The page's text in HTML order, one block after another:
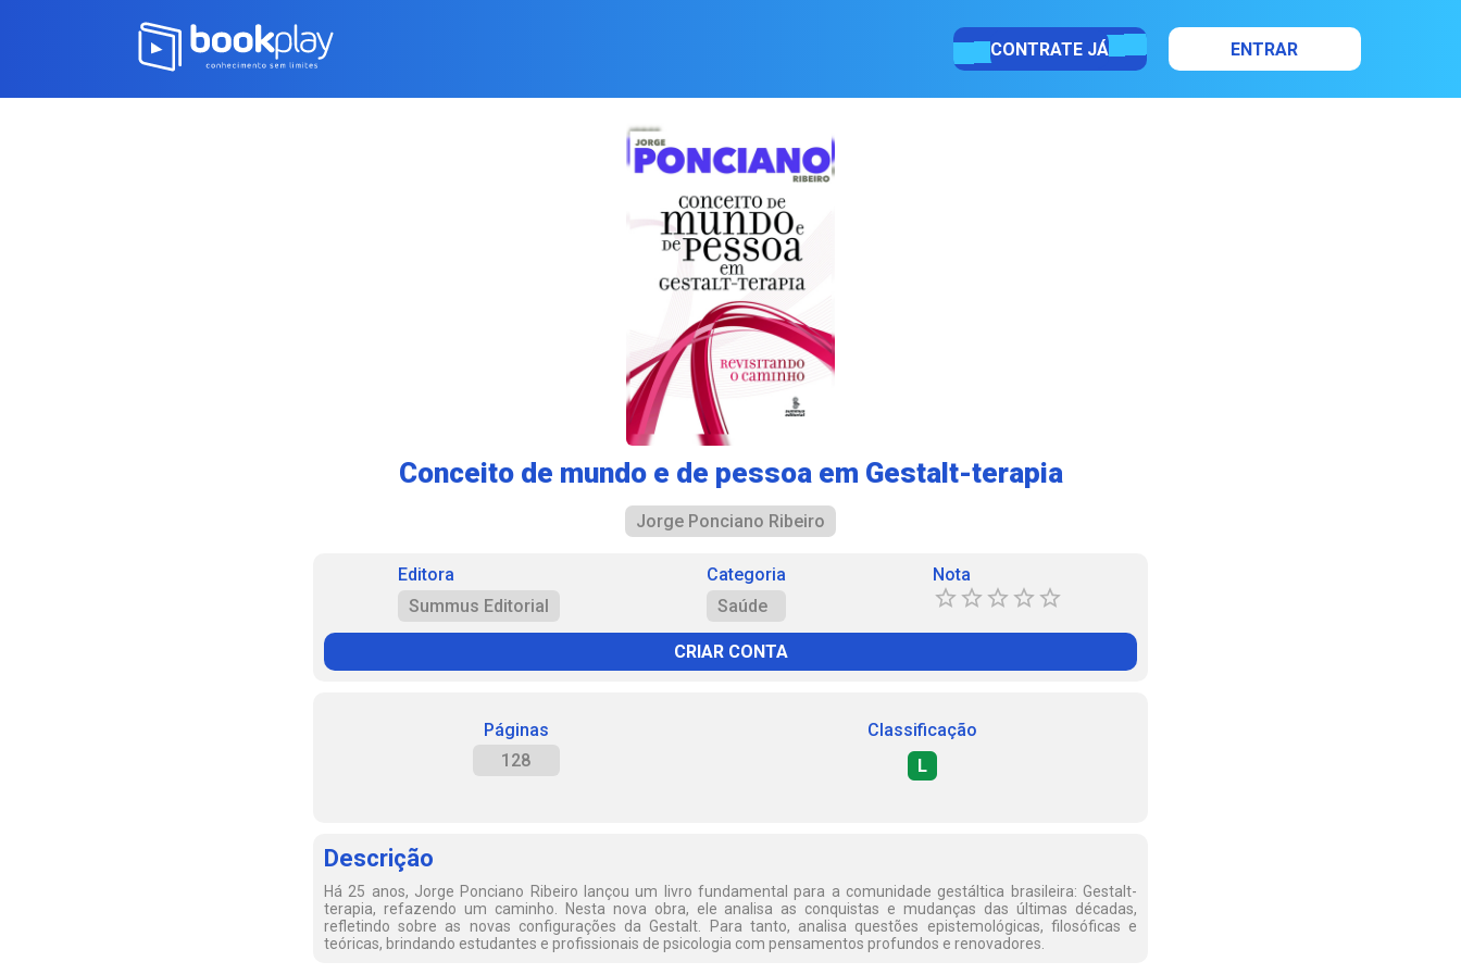
CONTRATE JÁ ENTRAR
Conceito de mundo e de pessoa em Gestalt-terapia
Jorge Ponciano Ribeiro
Editora
Summus Editorial
Categoria
Saúde
Nota
CRIAR CONTA
Páginas
128
Classificação
L
Descrição
Há 25 anos, Jorge Ponciano Ribeiro lançou um livro fundamental para a comunidade gestáltica brasileira: Gestalt-
terapia, refazendo um caminho. Nesta nova obra, ele analisa as conquistas e mudanças das últimas décadas,
refletindo sobre as novas configurações da Gestalt. Para tanto, analisa questões epistemológicas, filosóficas e
teóricas, brindando estudantes e profissionais de psicologia com pensamentos profundos e renovadores.